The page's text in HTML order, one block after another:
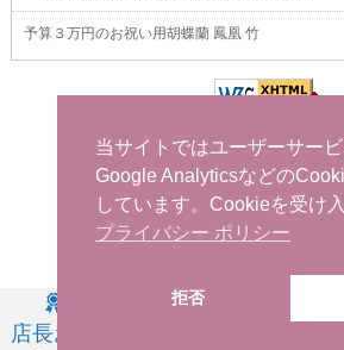
予算３万円のお祝い用胡蝶蘭 鳳凰 竹
胡蝶蘭販売Net FAXでお申し込み
店長お薦
当サイトではユーザーサー
Google Analyticsなどの
しています。Cookieを受け
プライバシー ポリシー
拒否